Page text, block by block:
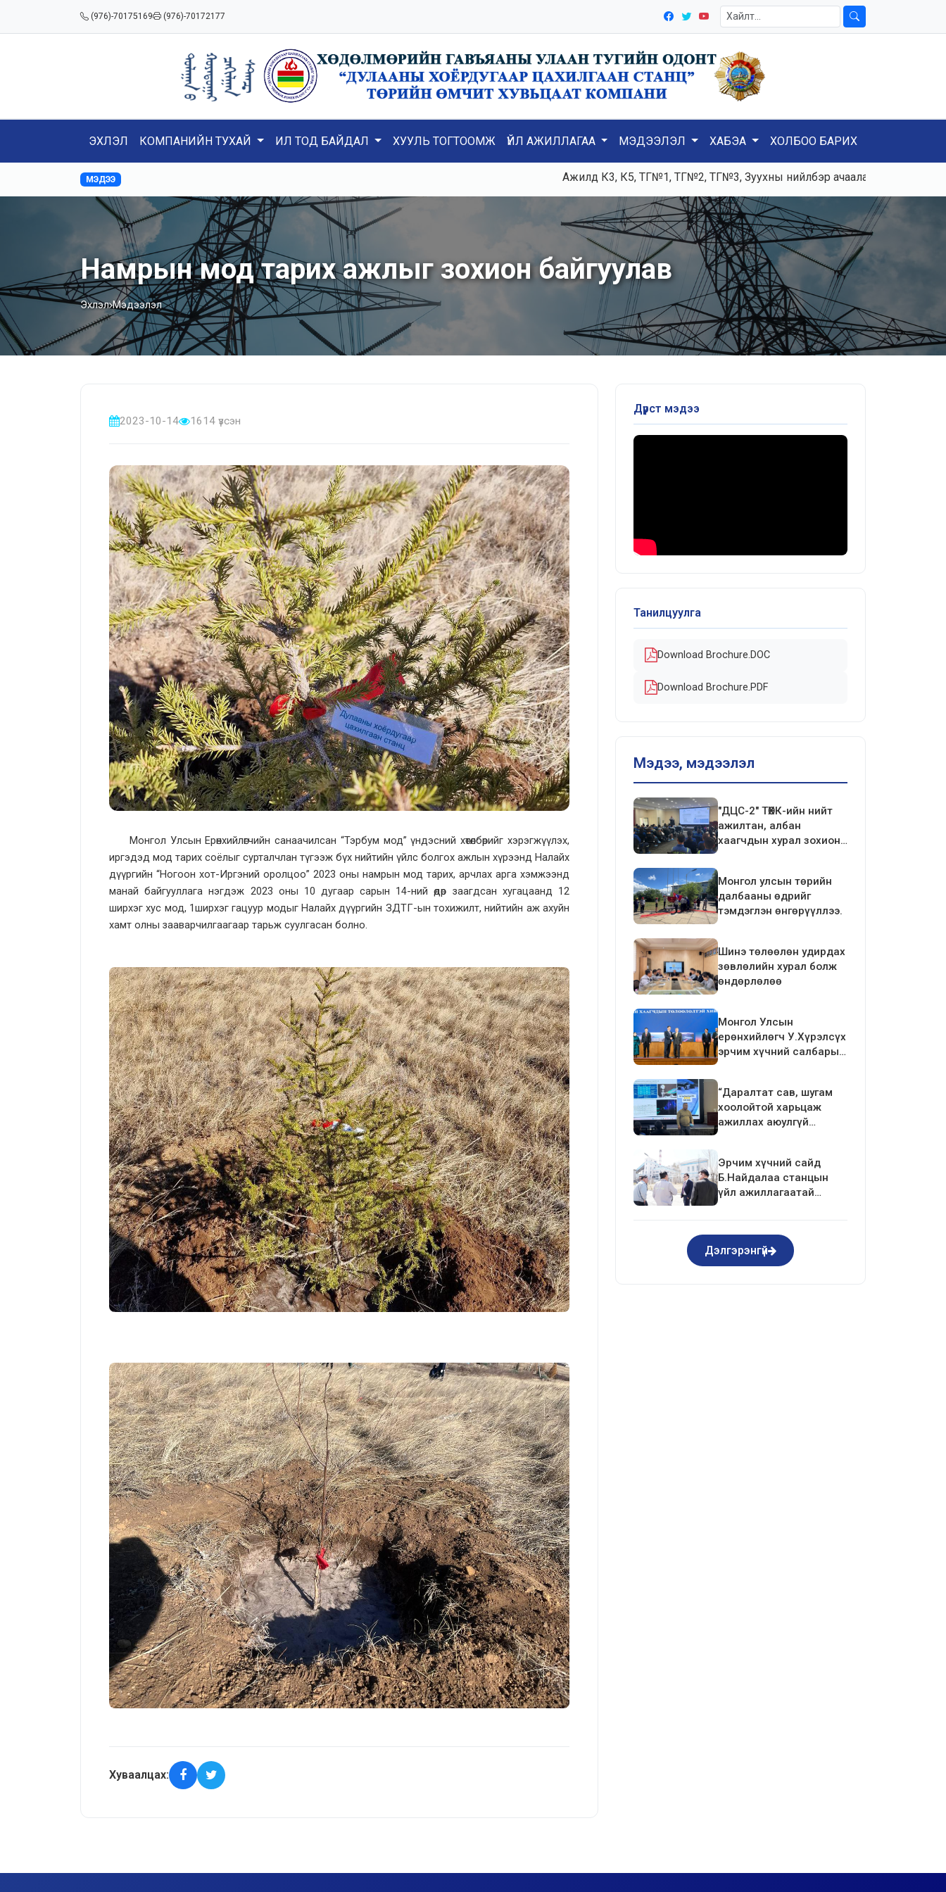
(976)-70175169 (976)-70172177
ЭХЛЭЛ КОМПАНИЙН ТУХАЙ ИЛ ТОД БАЙДАЛ ХУУЛЬ ТОГТООМЖ ҮЙЛ АЖИЛЛАГАА МЭДЭЭЛЭЛ ХАБЭА ХОЛБОО БАРИХ
МЭДЭЭ Ажилд К3, К5, ТГ№1, ТГ№2, ТГ№3, Зуухны нийлбэр ачаалал 120-125тн/ц,
Намрын мод тарих ажлыг зохион байгуулав
Эхлэл Мэдээлэл
2023-10-14 1614 үзсэн
Монгол Улсын Ерөнхийлөгчийн санаачилсан “Тэрбум мод” үндэсний хөтөлбөрийг хэрэгжүүлэх,
иргэдэд мод тарих соёлыг сурталчлан түгээж бүх нийтийн үйлс болгох ажлын хүрээнд Налайх
дүүргийн “Ногоон хот-Иргэний оролцоо” 2023 оны намрын мод тарих, арчлах арга хэмжээнд
манай байгууллага нэгдэж 2023 оны 10 дугаар сарын 14-ний өдөр заагдсан хугацаанд 12
ширхэг хус мод, 1ширхэг гацуур модыг Налайх дүүргийн ЗДТГ-ын тохижилт, нийтийн аж ахуйн
хамт олны зааварчилгаагаар тарьж суулгасан болно.
Хуваалцах:
Дүрст мэдээ
Танилцуулга
Download Brochure.DOC
Download Brochure.PDF
Мэдээ, мэдээлэл
"ДЦС-2" ТӨХК-ийн нийт
ажилтан, албан
хаагчдын хурал зохион
Монгол улсын төрийн
далбааны өдрийг
тэмдэглэн өнгөрүүллээ.
Шинэ төлөөлөн удирдах
зөвлөлийн хурал болж
өндөрлөлөө
Монгол Улсын
ерөнхийлөгч У.Хүрэлсүх
эрчим хүчний салбарын
уулзалт хийлээ
“Даралтат сав, шугам
хоолойтой харьцаж
ажиллах аюулгүй
байгуулав.
Эрчим хүчний сайд
Б.Найдалаа станцын
үйл ажиллагаатай
Дэлгэрэнгүй